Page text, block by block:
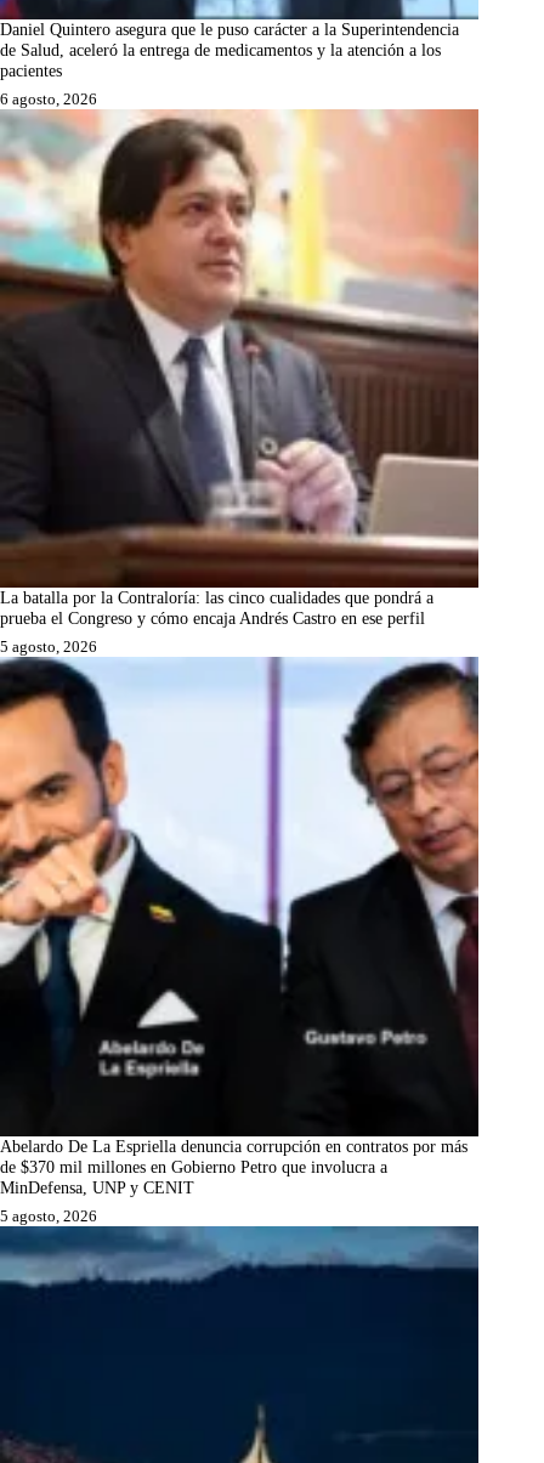
Daniel Quintero asegura que le puso carácter a la Superintendencia
de Salud, aceleró la entrega de medicamentos y la atención a los
pacientes
6 agosto, 2026
La batalla por la Contraloría: las cinco cualidades que pondrá a
prueba el Congreso y cómo encaja Andrés Castro en ese perfil
5 agosto, 2026
Abelardo De La Espriella denuncia corrupción en contratos por más
de $370 mil millones en Gobierno Petro que involucra a
MinDefensa, UNP y CENIT
5 agosto, 2026